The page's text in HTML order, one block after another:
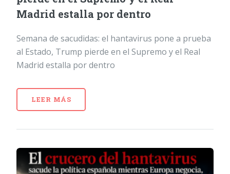
Madrid estalla por dentro
Semana de sacudidas: el hantavirus pone a prueba
al Estado, Trump pierde en el Supremo y el Real
Madrid estalla por dentro
LEER MÁS